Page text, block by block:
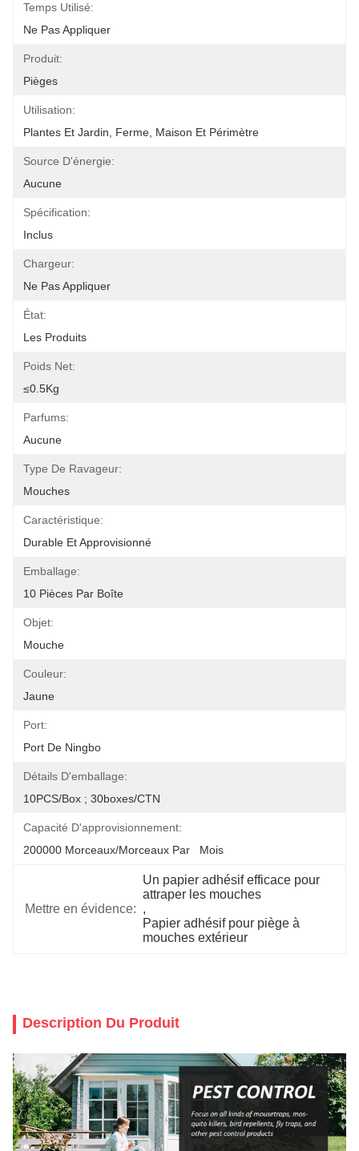
Temps Utilisé:
Ne Pas Appliquer
Produit:
Pièges
Utilisation:
Plantes Et Jardin, Ferme, Maison Et Périmètre
Source D'énergie:
Aucune
Spécification:
Inclus
Chargeur:
Ne Pas Appliquer
État:
Les Produits
Poids Net:
≤0.5Kg
Parfums:
Aucune
Type De Ravageur:
Mouches
Caractéristique:
Durable Et Approvisionné
Emballage:
10 Pièces Par Boîte
Objet:
Mouche
Couleur:
Jaune
Port:
Port De Ningbo
Détails D'emballage:
10PCS/Box ; 30boxes/CTN
Capacité D'approvisionnement:
200000 Morceaux/morceaux Par   Mois
Mettre en évidence:
Un papier adhésif efficace pour
attraper les mouches
,
Papier adhésif pour piège à
mouches extérieur
Description Du Produit